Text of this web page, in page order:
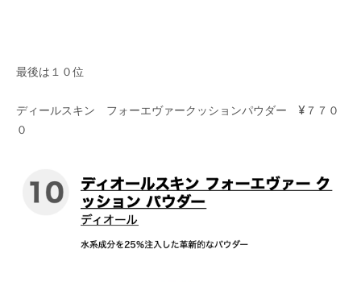
最後は１０位
ディールスキン フォーエヴァークッションパウダー ¥７７０
０